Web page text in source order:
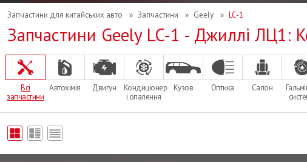
Запчастини для китайських авто » Запчастини » Geely » LC-1
Запчастини Geely LC-1 - Джиллі ЛЦ1:
Всі
запчастини
Автохімія Двигун
Кондиціонер
і опалення
Кузов Оптика Салон